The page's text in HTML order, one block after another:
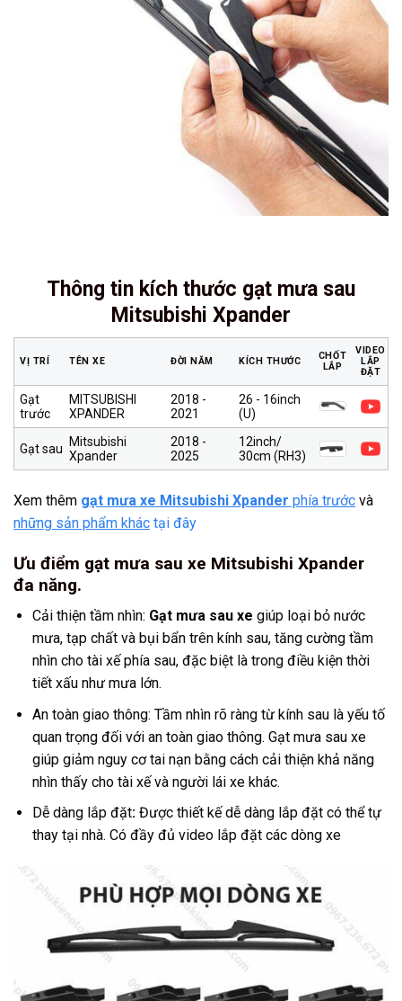
Thông tin kích thước gạt mưa sau
Mitsubishi Xpander
VỊ TRÍ TÊN XE ĐỜI NĂM KÍCH THƯỚC
CHỐT
LẮP
VIDEO
LẮP
ĐẶT
Gạt
trước
MITSUBISHI
XPANDER
2018 -
2021
26 - 16inch
(U)
Gạt sau
Mitsubishi
Xpander
2018 -
2025
12inch/
30cm (RH3)
Xem thêm gạt mưa xe Mitsubishi Xpander phía trước và
những sản phẩm khác tại đây
Ưu điểm gạt mưa sau xe Mitsubishi Xpander
đa năng.
Cải thiện tầm nhìn: Gạt mưa sau xe giúp loại bỏ nước
mưa, tạp chất và bụi bẩn trên kính sau, tăng cường tầm
nhìn cho tài xế phía sau, đặc biệt là trong điều kiện thời
tiết xấu như mưa lớn.
An toàn giao thông: Tầm nhìn rõ ràng từ kính sau là yếu tố
quan trọng đối với an toàn giao thông. Gạt mưa sau xe
giúp giảm nguy cơ tai nạn bằng cách cải thiện khả năng
nhìn thấy cho tài xế và người lái xe khác.
Dễ dàng lắp đặt: Được thiết kế dễ dàng lắp đặt có thể tự
thay tại nhà. Có đầy đủ video lắp đặt các dòng xe